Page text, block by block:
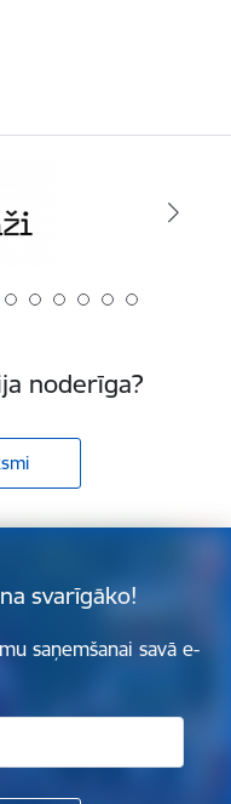
noderīga?
svarīgāko!
saņemšanai savā e-